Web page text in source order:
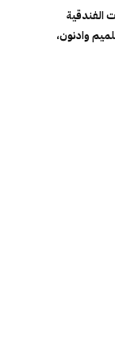
الفندقية
وادنون،